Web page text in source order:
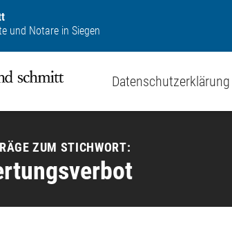
und Notare in Siegen
Datenschutzerklärung
ZUM STICHWORT: